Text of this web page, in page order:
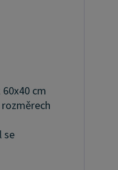
cm
se